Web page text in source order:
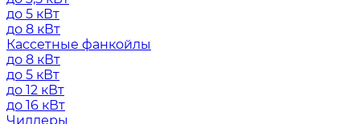
до 5 кВт
до 8 кВт
Кассетные фанкойлы
до 8 кВт
до 5 кВт
до 12 кВт
до 16 кВт
Чиллеры